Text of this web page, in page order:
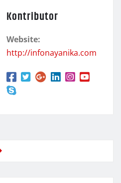
Kontributor
Website:
http://infonayanika.com